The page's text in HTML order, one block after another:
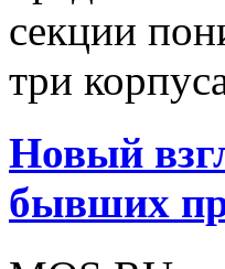
секции
три
Новый
бывших